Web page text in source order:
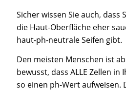
Sicher wissen Sie auch, dass
die Haut-Oberfläche eher
haut-ph-neutrale Seifen gibt.
Den meisten Menschen ist
bewusst, dass ALLE Zellen in
so einen ph-Wert aufweisen.